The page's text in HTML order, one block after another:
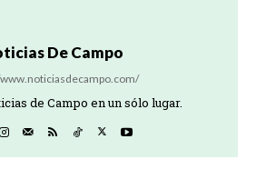
De Campo
de Campo en un sólo lugar.